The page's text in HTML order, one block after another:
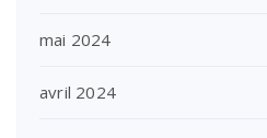
mai 2024
avril 2024